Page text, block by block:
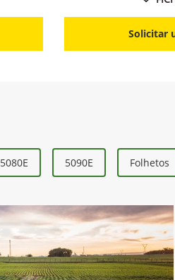
Solicitar
5080E 5090E Folhetos